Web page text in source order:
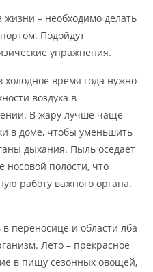
жизни – необходимо делать
Подойдут
упражнения.
холодное время года нужно
воздуха в
В жару лучше чаще
в доме, чтобы уменьшить
дыхания. Пыль оседает
носовой полости, что
работу важного органа.
переносице и области лба
Лето – прекрасное
в пищу сезонных овощей,